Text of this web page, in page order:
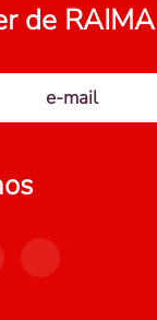
de RAIMA
e-mail